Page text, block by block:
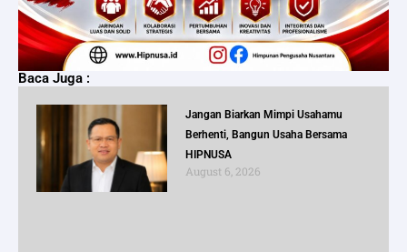
Baca Juga :
Jangan Biarkan Mimpi Usahamu
Berhenti, Bangun Usaha Bersama
HIPNUSA
August 6, 2026